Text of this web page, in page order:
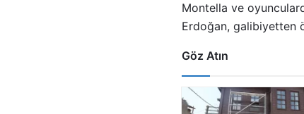
Montella ve
Erdoğan, galibiyetten
Göz Atın